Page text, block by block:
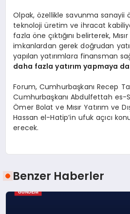
Olpak, özellikle savunma sanayii
teknoloji üretim ve ihracat
fazla öne çıktığını belirterek,
imkanlardan gerek doğrudan
yapılan yatırımlara finansman
daha fazla yatırım yapmaya
Forum, Cumhurbaşkanı Recep
Cumhurbaşkanı Abdulfettah es-
Ömer Bolat ve Mısır Yatırım ve
Hassan el-Hatip’in ufuk açıcı
erecek.
Benzer Haberler